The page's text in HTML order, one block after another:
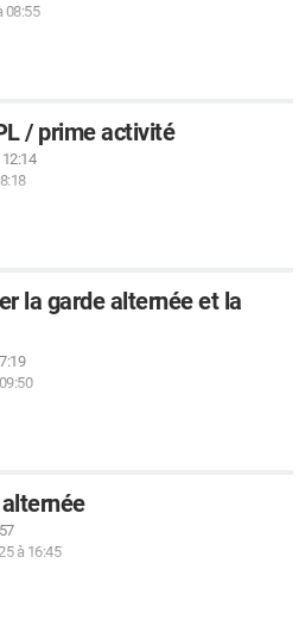
08:55
/ prime activité
la garde alternée et la
à 16:45